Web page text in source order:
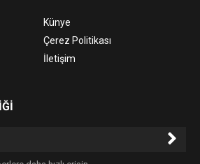
Künye
Çerez Politikası
İletişim